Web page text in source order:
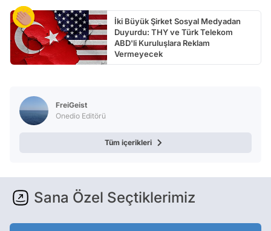
İki Büyük Şirket Sosyal Medyadan
Duyurdu: THY ve Türk Telekom
ABD'li Kuruluşlara Reklam
Vermeyecek
FreiGeist
Onedio Editörü
Tüm içerikleri
Sana Özel Seçtiklerimiz